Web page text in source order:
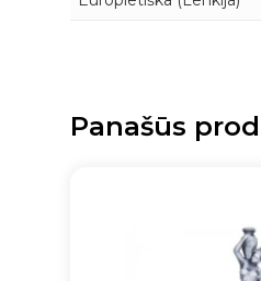
Krepšelyje
Panašūs